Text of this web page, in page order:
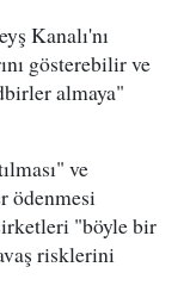
Kanalı'nı
gösterebilir ve
almaya"
ve
ödenmesi
"böyle bir
risklerini